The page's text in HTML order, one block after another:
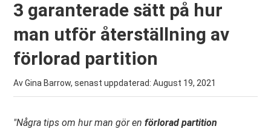
3 garanterade sätt på hur
man utför återställning av
förlorad partition
Av Gina Barrow, senast uppdaterad:August 19, 2021
"Några tips om hur man gör enförlorad partition